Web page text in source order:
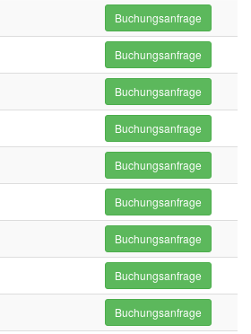
Buchungsanfrage
Buchungsanfrage
Buchungsanfrage
Buchungsanfrage
Buchungsanfrage
Buchungsanfrage
Buchungsanfrage
Buchungsanfrage
Buchungsanfrage